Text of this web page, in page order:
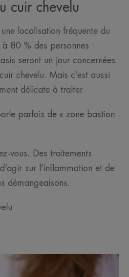
cuir chevelu
localisation fréquente du
80 % des personnes
seront un jour concernées
chevelu. Mais c’est aussi
délicate à traiter.
parfois de « zone bastion
vous. Des traitements
sur l’inflammation et de
démangeaisons.